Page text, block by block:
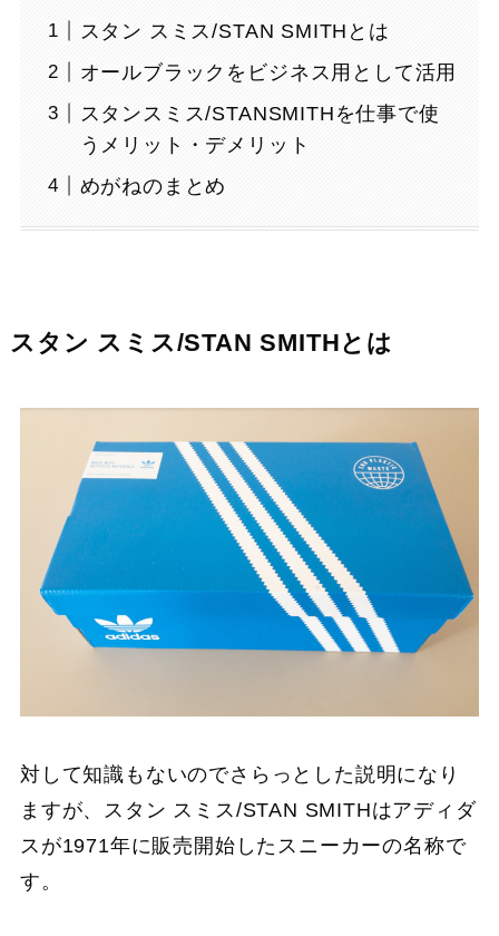
スタン スミス/STAN SMITHとは
オールブラックをビジネス用として活用
スタンスミス/STANSMITHを仕事で使
うメリット・デメリット
めがねのまとめ
スタン スミス/STAN SMITHとは
対して知識もないのでさらっとした説明になり
ますが、スタン スミス/STAN SMITHはアディダ
スが1971年に販売開始したスニーカーの名称で
す。